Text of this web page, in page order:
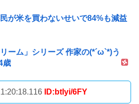
が米を買わないせいで84%も減益
ーム」シリーズ 作家の(*´ω`*)う
歳
ID:btIyi/6FY